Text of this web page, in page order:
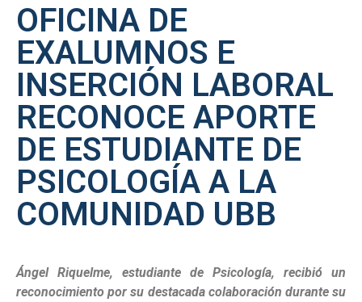
OFICINA DE
EXALUMNOS E
INSERCIÓN LABORAL
RECONOCE APORTE
DE ESTUDIANTE DE
PSICOLOGÍA A LA
COMUNIDAD UBB
Ángel Riquelme, estudiante de Psicología, recibió un
reconocimiento por su destacada colaboración durante su